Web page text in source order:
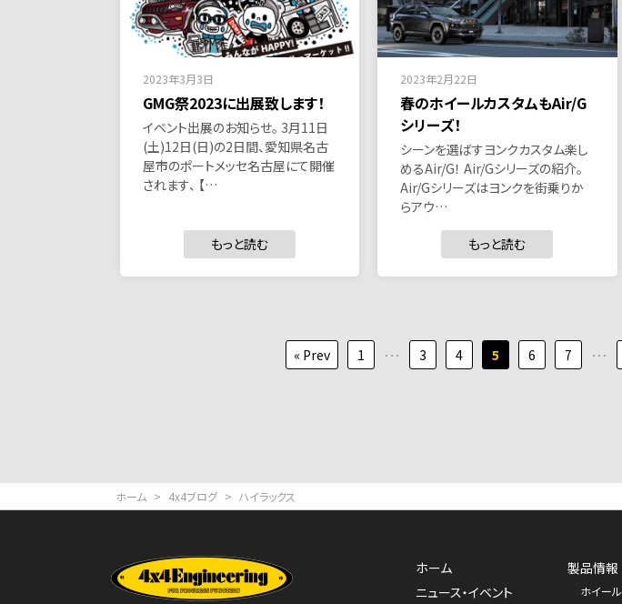
2023年3月3日
GMG祭2023に出展致します！
イベント出展のお知らせ。 3月11日
(土)12日(日)の2日間、愛知県名古
屋市のポートメッセ名古屋にて開催
されます、 【…
もっと読む
2023年2月22日
春のホイールカスタムもAir/G
シリーズ！
シーンを選ばすヨンクカスタム楽し
めるAir/G！ Air/Gシリーズの紹介。
Air/Gシリーズはヨンクを街乗りか
らアウ…
もっと読む
ジ
送
« Prev 1 … 3 4 5 6 7 …
ホーム > 4x4ブログ > ハイラックス
ホーム
ニュース・イベント
製品情報
ホイール